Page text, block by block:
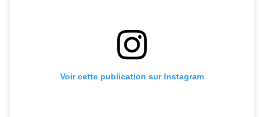
Voir cette publication sur Instagram